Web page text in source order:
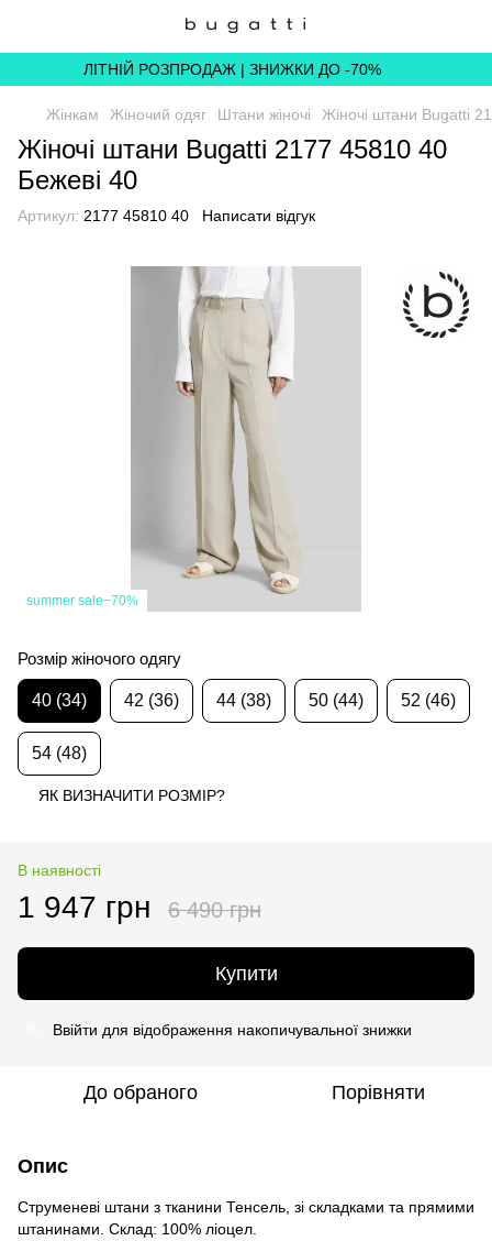
ЛІТНІЙ РОЗПРОДАЖ | ЗНИЖКИ ДО -70%
Жінкам Жіночий одяг Штани жіночі Жіночі штани Bugatti
Жіночі штани Bugatti 2177 45810 40
Бежеві 40
Артикул: 2177 45810 40 Написати відгук
summer sale−70%
Розмір жіночого одягу
40 (34) 42 (36) 44 (38) 50 (44) 52 (46)
54 (48)
ЯК ВИЗНАЧИТИ РОЗМІР?
В наявності
1 947 грн 6 490 грн
Купити
Ввійти для відображення накопичувальної знижки
До обраного Порівняти
Опис
Струменеві штани з тканини Тенсель, зі складками та прямими
штанинами. Склад: 100% ліоцел.